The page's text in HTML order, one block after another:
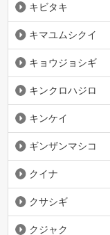
キビタキ
キマユムシクイ
キョウジョシギ
キンクロハジロ
キンケイ
ギンザンマシコ
クイナ
クサシギ
クジャク